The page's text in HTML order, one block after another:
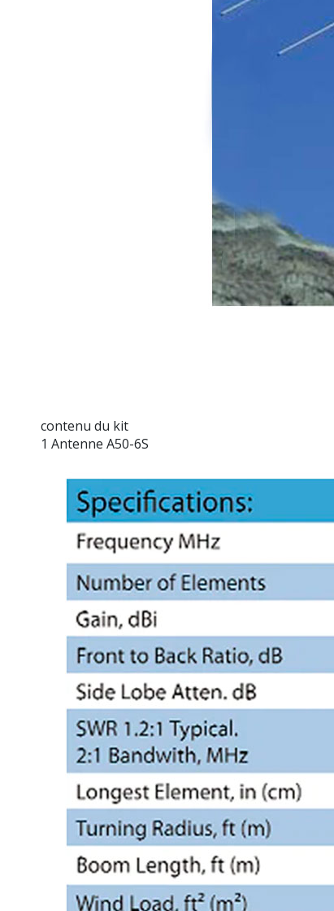
contenu du kit
1 Antenne A50-6S